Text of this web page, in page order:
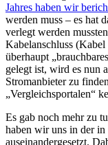
Jahres haben wir
werden muss – es hat
verlegt werden
Kabelanschluss
überhaupt
gelegt ist, wird es nun
Stromanbieter zu
„Vergleichsportalen“
Es gab noch mehr zu
haben wir uns in der in
auseinandergesetzt.